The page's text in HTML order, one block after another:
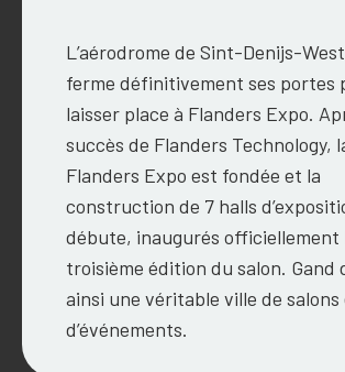
L’aérodrome de Sint-Denijs-
ferme définitivement ses portes
laisser place à Flanders Expo.
succès de Flanders Technology,
Flanders Expo est fondée et la
construction de 7 halls
débute, inaugurés officiellement
troisième édition du salon. Gand
ainsi une véritable ville de salons
d’événements.